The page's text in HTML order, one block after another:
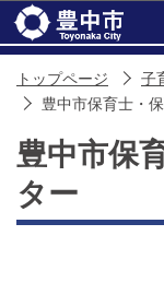
トップページ 子
豊中市保育士・
豊中市保
ター